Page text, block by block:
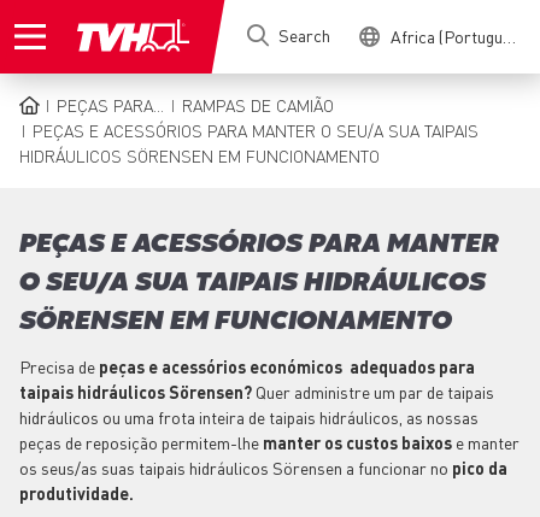
to
Search Africa (Portuguese)
BREADCRUMB
PEÇAS PARA...
RAMPAS DE CAMIÃO
PEÇAS E ACESSÓRIOS PARA MANTER O SEU/A SUA TAIPAIS
HIDRÁULICOS SÖRENSEN EM FUNCIONAMENTO
PEÇAS E ACESSÓRIOS PARA MANTER
O SEU/A SUA TAIPAIS HIDRÁULICOS
SÖRENSEN EM FUNCIONAMENTO
Precisa de peças e acessórios económicos adequados para
taipais hidráulicos Sörensen? Quer administre um par de taipais
hidráulicos ou uma frota inteira de taipais hidráulicos, as nossas
peças de reposição permitem-lhe manter os custos baixos e manter
os seus/as suas taipais hidráulicos Sörensen a funcionar no pico da
produtividade.